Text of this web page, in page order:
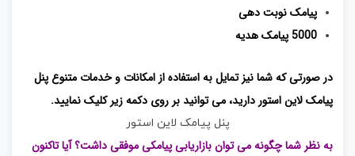
پیامک نوبت‌ دهی
5000 پیامک هدیه
در صورتی که شما نیز تمایل به استفاده از امکانات و خدمات متنوع پنل
پیامک لاین استور دارید، می توانید بر روی دکمه زیر کلیک نمایید.
پنل پیامک لاین استور
به نظر شما چگونه می توان بازاریابی پیامکی موفقی داشت؟ آیا تاکنون